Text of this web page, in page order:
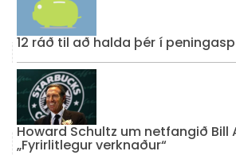
12 ráð til að halda þér í
Howard Schultz um netfangið Bill
„Fyrirlitlegur verknaður“